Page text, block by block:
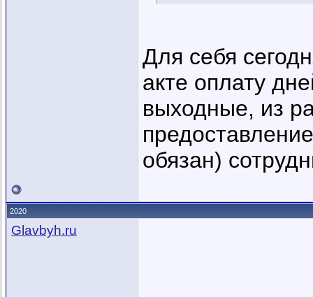
Для себя
акте оплату
выходные, из
обязан)
2020
Glavbyh.ru